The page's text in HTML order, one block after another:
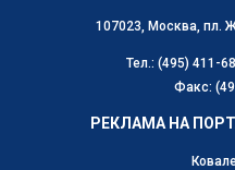
107023, Москва, пл.
Тел.: (495) 411-
Факс:
РЕКЛАМА НА